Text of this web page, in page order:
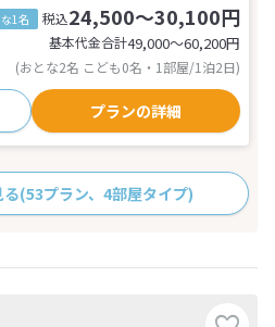
1名 税込24,500～30,100円
基本代金合計49,000〜60,200円
(おとな2名 こども0名・1部屋/1泊2日)
プランの詳細
る(53プラン、4部屋タイプ)